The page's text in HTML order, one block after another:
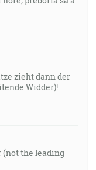
zieht dann der
Widder)!
(not the leading